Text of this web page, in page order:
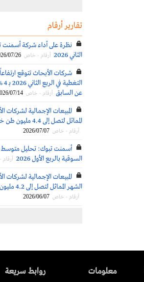
تقارير أرقام
نظرة على أداء شركة أسمنت
الثاني 2026
أرقام - خاص 07/26
شركات الأبحاث تتوقع
عن السابق أرقام - خاص 07/14
المماثل لتصل إلى 4.4 مليون طن خلال شهر يونيو 2026
أرقام - خاص 2026/07/07
أسمنت تبوك: تحليل
السوقية بالربع الأول 2026
الشهر المماثل لتصل إلى 4.2 مليون طن خلال شهر مايو 2026
أرقام - خاص 2026/06/07
معلومات روابط سريعة